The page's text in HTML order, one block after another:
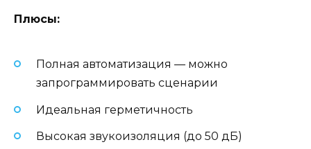
Плюсы:
Полная автоматизация — можно
запрограммировать сценарии
Идеальная герметичность
Высокая звукоизоляция (до 50 дБ)